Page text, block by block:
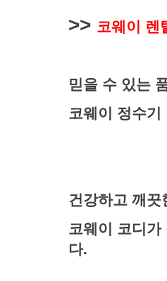
>> 코웨이 렌
믿을 수 있는
코웨이 정수기
건강하고 깨끗
코웨이 코디가
다.